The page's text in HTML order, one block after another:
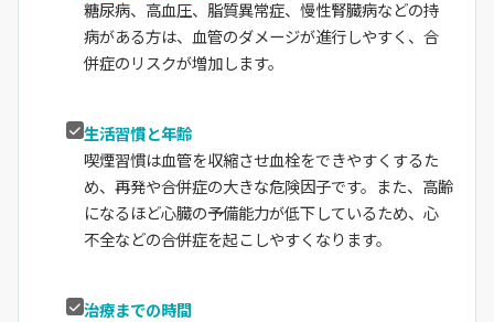
糖尿病、高血圧、脂質異常症、慢性腎臓病などの持
病がある方は、血管のダメージが進行しやすく、合
併症のリスクが増加します。
生活習慣と年齢
喫煙習慣は血管を収縮させ血栓をできやすくするた
め、再発や合併症の大きな危険因子です。また、高齢
になるほど心臓の予備能力が低下しているため、心
不全などの合併症を起こしやすくなります。
治療までの時間